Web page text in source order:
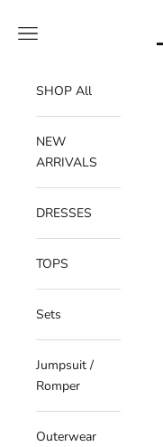
Navigation menu
SHOP All
NEW
ARRIVALS
DRESSES
TOPS
Sets
Jumpsuit /
Romper
Outerwear